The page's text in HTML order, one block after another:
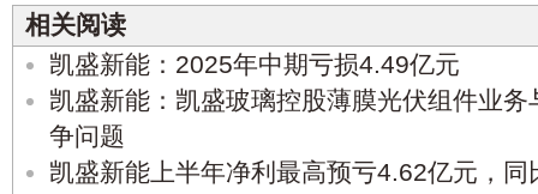
相关阅读
凯盛新能：2025年中期亏损4.49亿元
凯盛新能：凯盛玻璃控股薄膜光伏组件业
争问题
凯盛新能上半年净利最高预亏4.62亿元，同